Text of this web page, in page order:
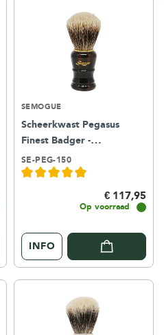
SEMOGUE
Scheerkwast Pegasus
Finest Badger -
Tortoiseshell
SE-PEG-150
€ 117,95
Op voorraad
INFO